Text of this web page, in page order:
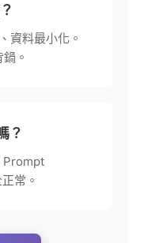
資料最小化。
。
？
Prompt
常。